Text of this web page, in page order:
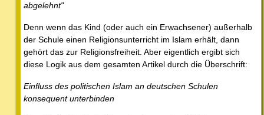
abgelehnt"
Denn wenn das Kind (oder auch ein Erwachsener) außerhalb
der Schule einen Religionsunterricht im Islam erhält, dann
gehört das zur Religionsfreiheit. Aber eigentlich ergibt sich
diese Logik aus dem gesamten Artikel durch die Überschrift:
Einfluss des politischen Islam an deutschen Schulen
konsequent unterbinden